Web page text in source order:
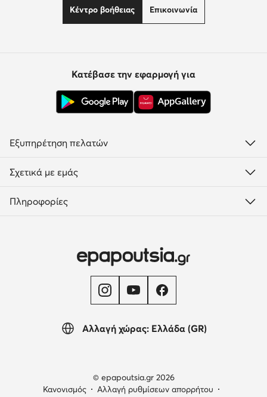
Κέντρο βοήθειας Επικοινωνία
Αλλαγή χώρας: Ελλάδα (GR)
Κατέβασε την εφαρμογή για
Εξυπηρέτηση πελατών
Σχετικά με εμάς
Πληροφορίες
© epapoutsia.gr 2026
Κανονισμός
Αλλαγή ρυθμίσεων απορρήτου